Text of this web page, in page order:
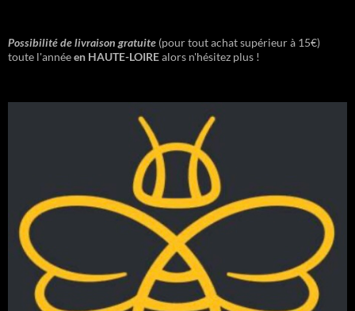
Possibilité de livraison gratuite (pour tout achat supérieur à 15€)
toute l'annéeen HAUTE-LOIREalors n'hésitez plus !